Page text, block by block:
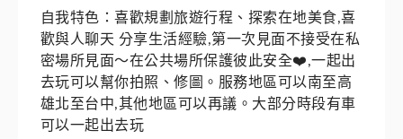
自我特色：喜歡規劃旅遊行程、探索在地美食,喜
歡與人聊天 分享生活經驗,第一次見面不接受在私
密場所見面～在公共場所保護彼此安全❤️,一起出
去玩可以幫你拍照、修圖。服務地區可以南至高
雄北至台中,其他地區可以再議。大部分時段有車
可以一起出去玩